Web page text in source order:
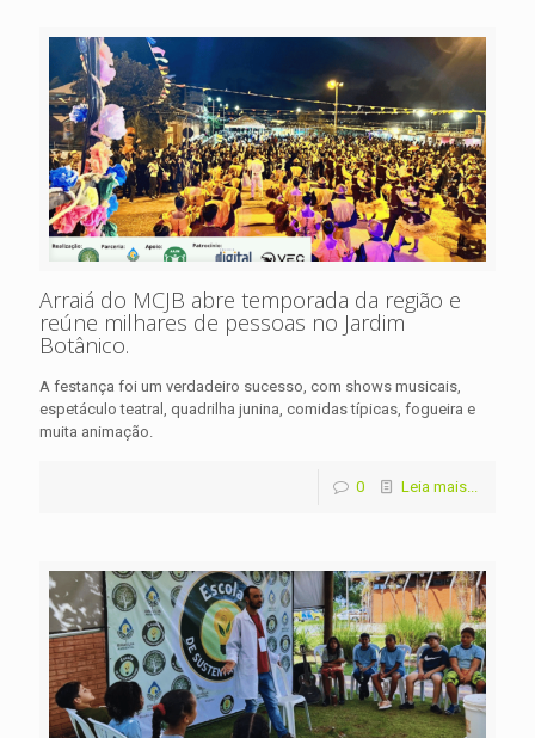
Arraiá do MCJB abre temporada da região e
reúne milhares de pessoas no Jardim
Botânico.
A festança foi um verdadeiro sucesso, com shows musicais,
espetáculo teatral, quadrilha junina, comidas típicas, fogueira e
muita animação.
0 Leia mais...